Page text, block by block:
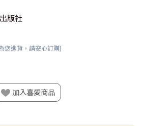
版社
您進貨，請安心訂購)
加入喜愛商品